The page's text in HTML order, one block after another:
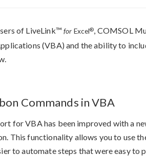
of LiveLink™ for Excel®, COMSOL
(VBA) and the ability to
Commands in VBA
for VBA has been improved with a
This functionality allows you to use
to automate steps that were easy